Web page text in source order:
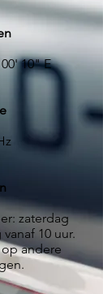
10" E
zaterdag
10 uur.
andere